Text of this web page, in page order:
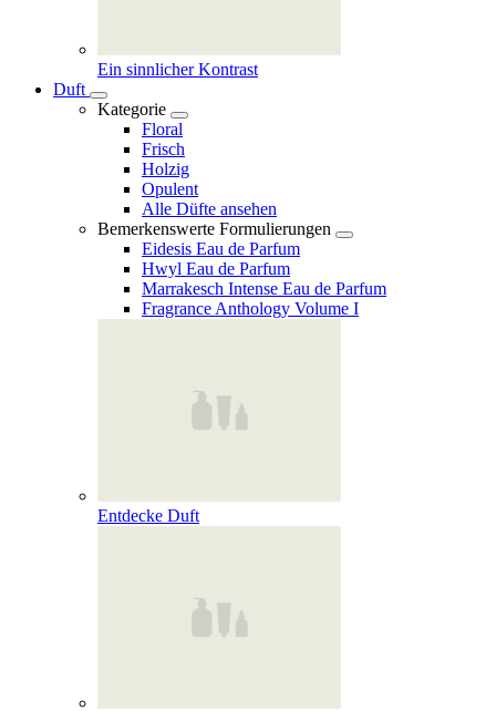
Ein sinnlicher Kontrast
Duft
Kategorie
Floral
Frisch
Holzig
Opulent
Alle Düfte ansehen
Bemerkenswerte Formulierungen
Eidesis Eau de Parfum
Hwyl Eau de Parfum
Marrakesch Intense Eau de Parfum
Fragrance Anthology Volume I
Entdecke Duft